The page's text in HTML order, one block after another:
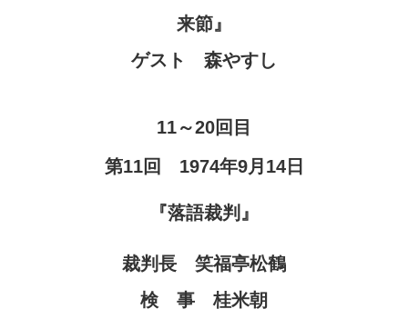
来節』
ゲスト 森やすし
11～20回目
第11回 1974年9月14日
『落語裁判』
裁判長 笑福亭松鶴
検 事 桂米朝